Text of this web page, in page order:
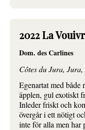
2022 La
Dom. des Carlines
Côtes du Jura,
Egenartat med
äpplen, gul exotiskt
Inleder friskt och
övergår i ett nötigt
inte för alla men har